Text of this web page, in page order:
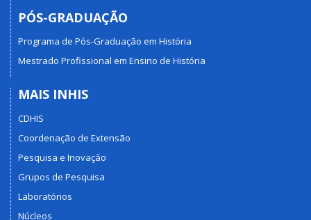
PÓS-GRADUAÇÃO
Programa de Pós-Graduação em História
Mestrado Profissional em Ensino de História
MAIS INHIS
CDHIS
Coordenação de Extensão
Pesquisa e Inovação
Grupos de Pesquisa
Laboratórios
Núcleos